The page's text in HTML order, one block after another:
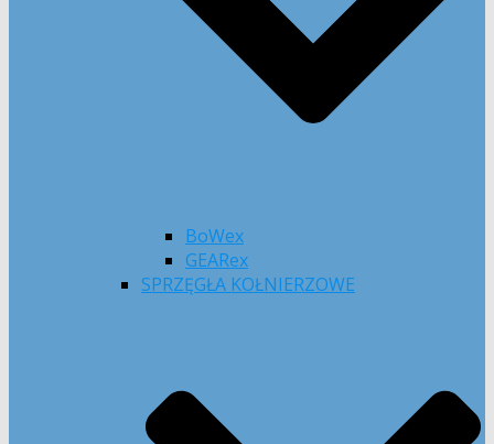
BoWex
GEARex
SPRZĘGŁA KOŁNIERZOWE